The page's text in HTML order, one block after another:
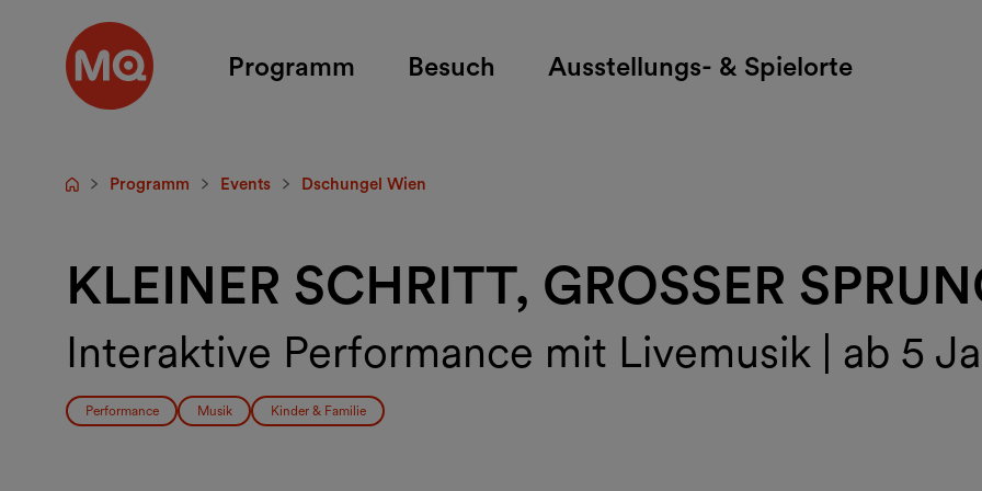
Programm Besuch Ausstellungs- & Spielorte
StartseiteProgramm Events Dschungel Wien
KLEINER SCHRITT, GROSSER
Interaktive Performance mit Livemusik | ab 5
Performance Musik Kinder & Familie